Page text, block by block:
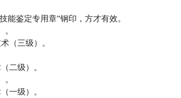
能鉴定专用章”钢印，方才有效。
（三级）。
二级）。
一级）。